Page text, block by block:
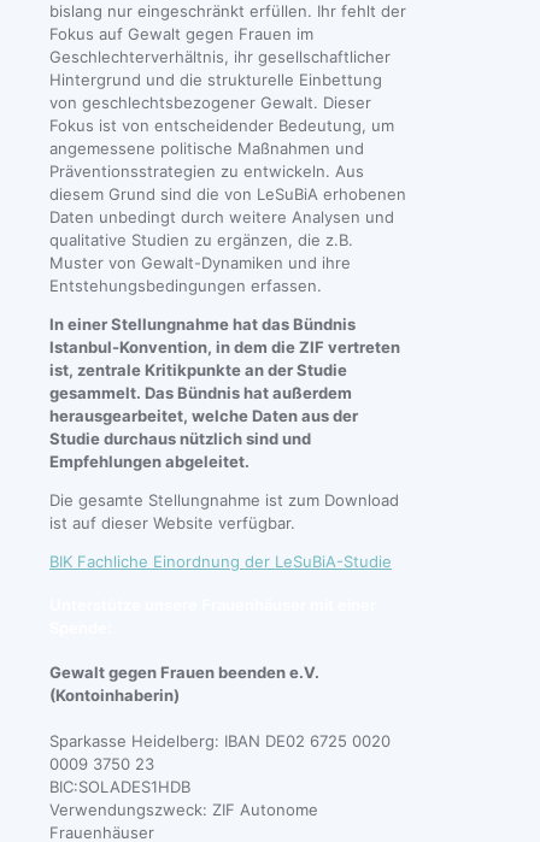
bislang nur eingeschränkt erfüllen. Ihr fehlt der
Fokus auf Gewalt gegen Frauen im
Geschlechterverhältnis, ihr gesellschaftlicher
Hintergrund und die strukturelle Einbettung
von geschlechtsbezogener Gewalt. Dieser
Fokus ist von entscheidender Bedeutung, um
angemessene politische Maßnahmen und
Präventionsstrategien zu entwickeln. Aus
diesem Grund sind die von LeSuBiA erhobenen
Daten unbedingt durch weitere Analysen und
qualitative Studien zu ergänzen, die z.B.
Muster von Gewalt-Dynamiken und ihre
Entstehungsbedingungen erfassen.
In einer Stellungnahme hat das Bündnis
Istanbul-Konvention, in dem die ZIF vertreten
ist, zentrale Kritikpunkte an der Studie
gesammelt. Das Bündnis hat außerdem
herausgearbeitet, welche Daten aus der
Studie durchaus nützlich sind und
Empfehlungen abgeleitet.
Die gesamte Stellungnahme ist zum Download
ist auf dieser Website verfügbar.
BIK Fachliche Einordnung der LeSuBiA-Studie
Gewalt gegen Frauen beenden e.V.
(Kontoinhaberin)
Sparkasse Heidelberg: IBAN DE02 6725 0020
0009 3750 23
BIC:SOLADES1HDB
Verwendungszweck: ZIF Autonome
Frauenhäuser